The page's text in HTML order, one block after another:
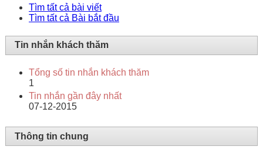
Tìm tất cả bài viết
Tìm tất cả Bài bắt đầu
Tin nhắn khách thăm
Tổng số tin nhắn khách thăm
1
Tin nhắn gần đây nhất
07-12-2015
Thông tin chung